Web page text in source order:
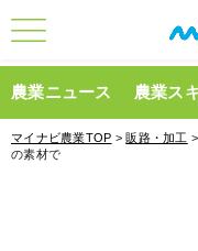
農業ニュース 農業ス
マイナビ農業TOP >販路・加工
の素材で